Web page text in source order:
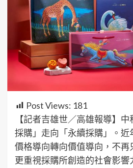
Post Views: 181
【記者吉雄世／高雄報導】
採購」走向「永續採購」。近
價格導向轉向價值導向，不再
更重視採購所創造的社會影響